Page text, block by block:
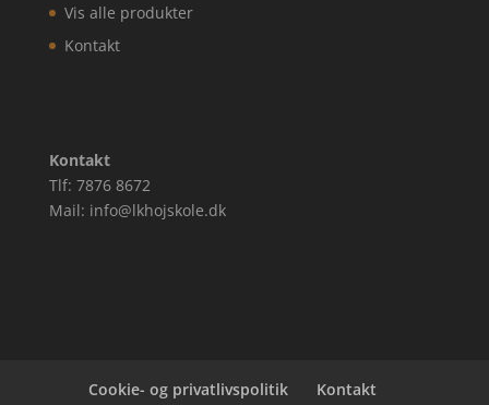
Vis alle produkter
Kontakt
Kontakt
Tlf: 7876 8672
Mail: info@lkhojskole.dk
Cookie- og privatlivspolitik Kontakt